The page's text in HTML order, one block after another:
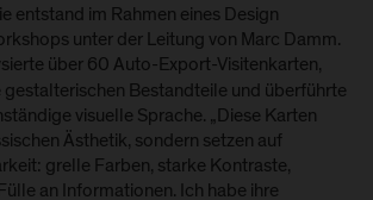
entstand im Rahmen eines Design
unter der Leitung von Marc Damm.
über 60 Auto-Export-Visitenkarten,
gestalterischen Bestandteile und überführte
visuelle Sprache. „Diese Karten
Ästhetik, sondern setzen auf
grelle Farben, starke Kontraste,
an Informationen. Ich habe ihre